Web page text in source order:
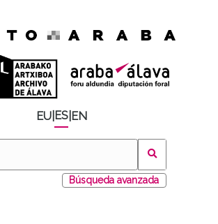
EU ES EN
Búsqueda avanzada